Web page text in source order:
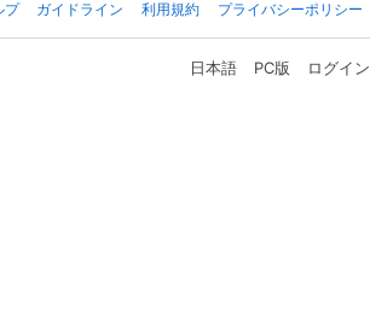
プ
ガイドライン 利用規約 プライバシーポリシー
日本語 PC版 ログイン